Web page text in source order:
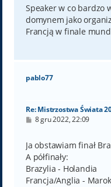
t
Speaker w co bardzo
domynem jako
Francją w finale
pablo77
Re: Mistrzostwa Świata
P
t
8 gru 2022, 22:09
Ja obstawiam finał
A półfinały:
Brazylia - Holandia
Francja/Anglia -